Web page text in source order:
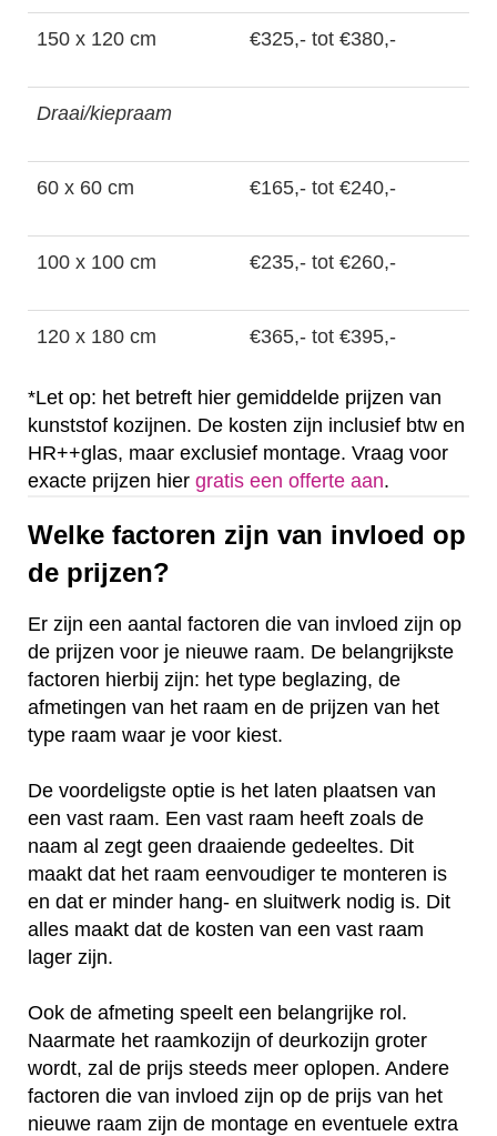
150 x 120 cm €325,- tot €380,-
Draai/kiepraam
60 x 60 cm €165,- tot €240,-
100 x 100 cm €235,- tot €260,-
120 x 180 cm €365,- tot €395,-
*Let op: het betreft hier gemiddelde prijzen van
kunststof kozijnen. De kosten zijn inclusief btw en
HR++glas, maar exclusief montage. Vraag voor
exacte prijzen hier gratis een offerte aan.
Welke factoren zijn van invloed op
de prijzen?
Er zijn een aantal factoren die van invloed zijn op
de prijzen voor je nieuwe raam. De belangrijkste
factoren hierbij zijn: het type beglazing, de
afmetingen van het raam en de prijzen van het
type raam waar je voor kiest.
De voordeligste optie is het laten plaatsen van
een vast raam. Een vast raam heeft zoals de
naam al zegt geen draaiende gedeeltes. Dit
maakt dat het raam eenvoudiger te monteren is
en dat er minder hang- en sluitwerk nodig is. Dit
alles maakt dat de kosten van een vast raam
lager zijn.
Ook de afmeting speelt een belangrijke rol.
Naarmate het raamkozijn of deurkozijn groter
wordt, zal de prijs steeds meer oplopen. Andere
factoren die van invloed zijn op de prijs van het
nieuwe raam zijn de montage en eventuele extra